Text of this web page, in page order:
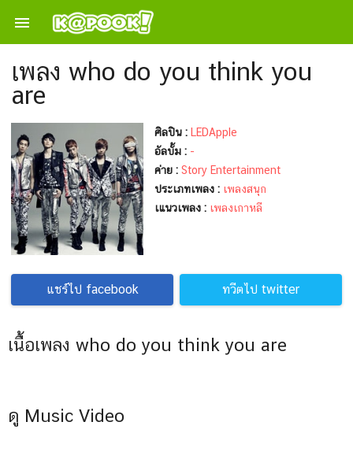

เพลง who do you think you
are
ศิลปิน :
LEDApple
อัลบั้ม : -
ค่าย : Story Entertainment
ประเภทเพลง : เพลงสนุก
เแนวเพลง : เพลงเกาหลี
แชร์ไป facebook ทวีตไป twitter
เนื้อเพลง who do you think you are
ดู Music Video